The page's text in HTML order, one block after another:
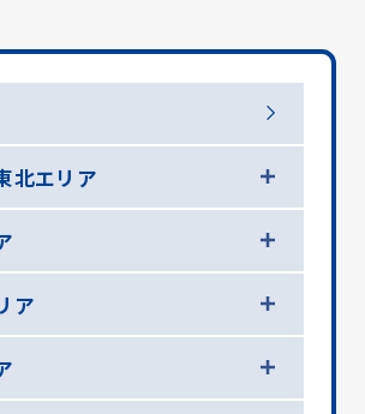
北エリア
ア